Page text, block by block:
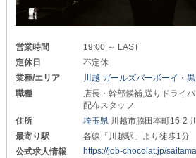
営業時間
19:00 ～ LAST
定休日
不定休
業種/エリア
川越 ガールズバーボーイ・
職種
店長・幹部候補,送りドライ
配布スタッフ
住所
埼玉県 川越市脇田本町16-2
最寄り駅
各線「川越駅」より徒歩1分
公式求人情報
https://job-chocolat.jp/